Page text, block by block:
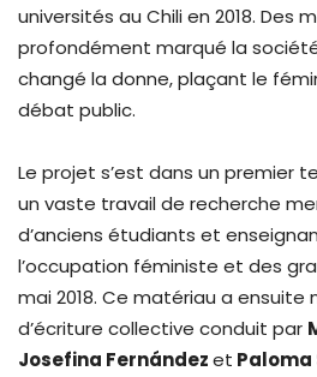
universités au Chili en 2018. Des
profondément marqué la
changé la donne, plaçant le
débat public.
Le projet s’est dans un premier
un vaste travail de recherche
d’anciens étudiants et
l’occupation féministe et des
mai 2018. Ce matériau a ensuite
d’écriture collective conduit par
Josefina Fernándezet Paloma